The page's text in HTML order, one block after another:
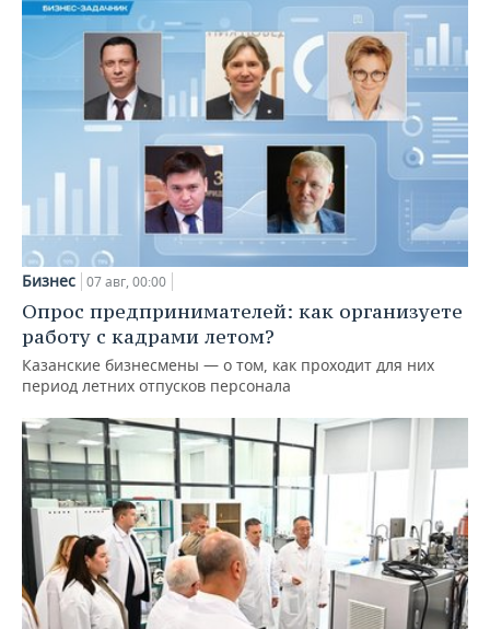
Бизнес 07 авг, 00:00
Опрос предпринимателей: как организуете
работу с кадрами летом?
Казанские бизнесмены — о том, как проходит для них
период летних отпусков персонала